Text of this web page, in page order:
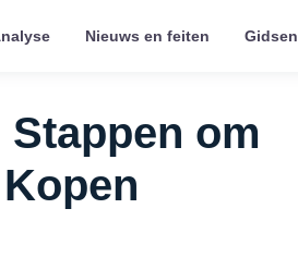
Nieuws en feiten Gidsen
om